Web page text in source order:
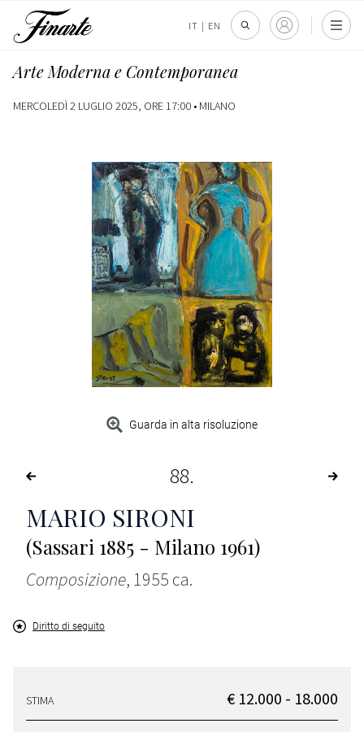
IT | EN
Arte Moderna e Contemporanea
MERCOLEDÌ 2 LUGLIO 2025, ORE 17:00 • MILANO
Guarda in alta risoluzione
88
MARIO SIRONI
(Sassari 1885 - Milano 1961)
Composizione, 1955 ca.
Diritto di seguito
STIMA € 12.000 - 18.000